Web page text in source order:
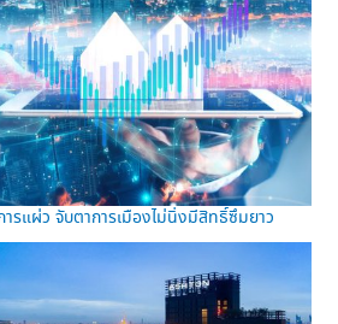
รแผ่ว จับตาการเมืองไม่นิ่งมีสิทธิ์ซึมยาว